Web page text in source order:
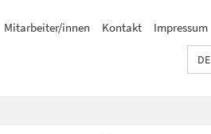
Mitarbeiter/innen Kontakt Impressum
DE